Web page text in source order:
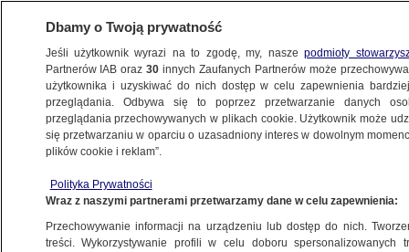
BANK
"Utrudnienia w dokonywaniu
transakcji kartami"
BIZNES
Dbamy o Twoją prywatność
Jeśli użytkownik wyrazi na to zgodę, my, naszepodmioty
Partnerów IAB oraz30 innych Zaufanych Partnerów może
użytkownika i uzyskiwać do nich dostęp w celu zapewnienia
przeglądania. Odbywa się to poprzez przetwarzanie danych
przeglądania przechowywanych w plikach cookie. Użytkownik może
się przetwarzaniu w oparciu o uzasadniony interes w dowolnym
plików cookie i reklam”.
Polityka Prywatności
Wraz z naszymi partnerami przetwarzamy dane w celu zapewnienia:
Przechowywanie informacji na urządzeniu lub dostęp do nich.
treści. Wykorzystywanie profili w celu doboru spersonalizowanych